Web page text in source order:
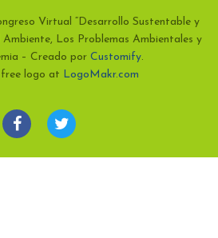
Virtual “Desarrollo Sustentable y
Ambiente, Los Problemas Ambientales y
– Creado por Customify.
logo at LogoMakr.com